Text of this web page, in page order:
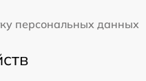
персональных данных